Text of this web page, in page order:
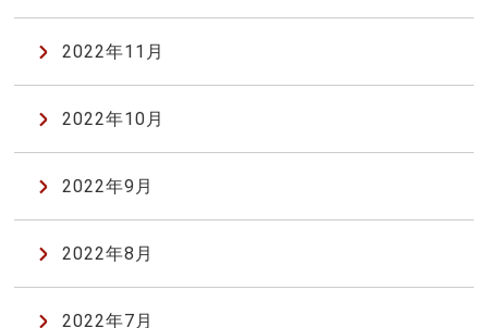
2022年11月
2022年10月
2022年9月
2022年8月
2022年7月